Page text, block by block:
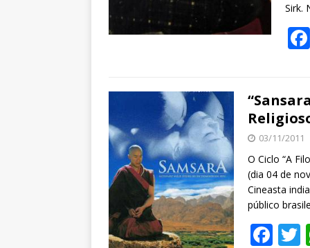
Sirk.
03/11/2011
O Ciclo “A
(dia 04 de
Cineasta
público
F